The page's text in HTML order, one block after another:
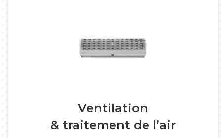
Ventilation
& traitement de l’air